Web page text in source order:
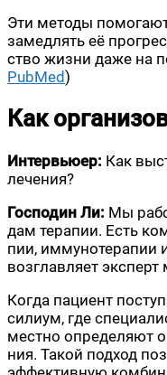
Эти мето­ды
замед­лять её
ство жиз­ни даже на
PubMed)
Как
Интер­вью­ер: Как
лечения?
Гос­по­дин Ли: Мы
дам тера­пии. Есть
пии, имму­но­те­ра­пии
воз­глав­ля­ет
Когда паци­ент
си­ли­ум, где
мест­но опре­де­ля­ют
ния. Такой под­ход